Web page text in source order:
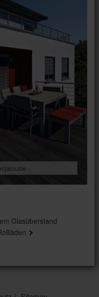
Glasüberstand